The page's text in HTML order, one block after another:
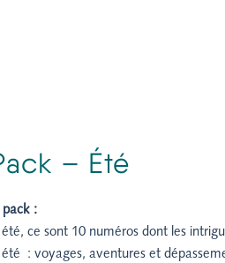
– Été
pack :
ce sont 10 numéros dont les
été : voyages, aventures et